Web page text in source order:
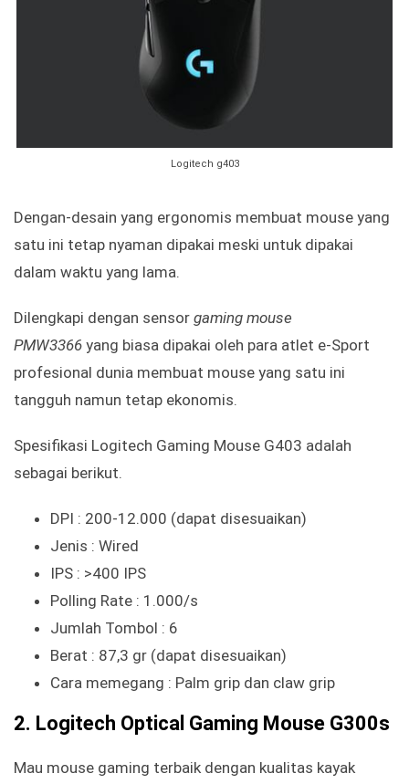
Logitech g403
Dengan-desain yang ergonomis membuat mouse yang
satu ini tetap nyaman dipakai meski untuk dipakai
dalam waktu yang lama.
Dilengkapi dengan sensor gaming mouse
PMW3366 yang biasa dipakai oleh para atlet e-Sport
profesional dunia membuat mouse yang satu ini
tangguh namun tetap ekonomis.
Spesifikasi Logitech Gaming Mouse G403 adalah
sebagai berikut.
DPI : 200-12.000 (dapat disesuaikan)
Jenis : Wired
IPS : >400 IPS
Polling Rate : 1.000/s
Jumlah Tombol : 6
Berat : 87,3 gr (dapat disesuaikan)
Cara memegang : Palm grip dan claw grip
2. Logitech Optical Gaming Mouse G300s
Mau mouse gaming terbaik dengan kualitas kayak